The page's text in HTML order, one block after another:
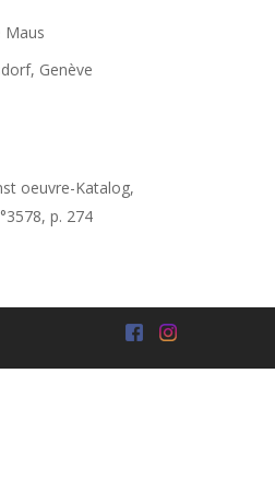
Maus
Genève
oeuvre-Katalog,
p. 274